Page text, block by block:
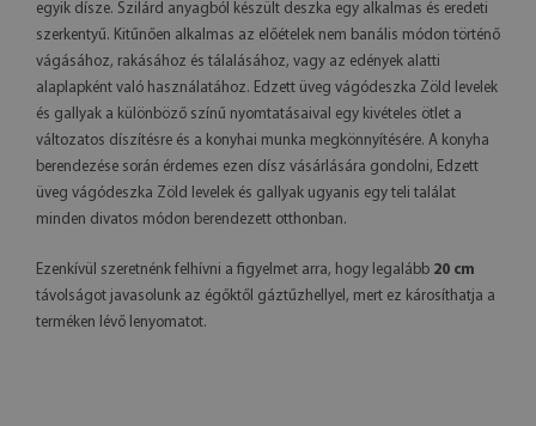
egyik dísze. Szilárd anyagból készült deszka egy alkalmas és eredeti
szerkentyű. Kitűnően alkalmas az előételek nem banális módon történő
vágásához, rakásához és tálalásához, vagy az edények alatti
alaplapként való használatához. Edzett üveg vágódeszka Zöld levelek
és gallyak a különböző színű nyomtatásaival egy kivételes ötlet a
változatos díszítésre és a konyhai munka megkönnyítésére. A konyha
berendezése során érdemes ezen dísz vásárlására gondolni, Edzett
üveg vágódeszka Zöld levelek és gallyak ugyanis egy teli találat
minden divatos módon berendezett otthonban.
Ezenkívül szeretnénk felhívni a figyelmet arra, hogy legalább 20 cm
távolságot javasolunk az égőktől gáztűzhellyel, mert ez károsíthatja a
terméken lévő lenyomatot.